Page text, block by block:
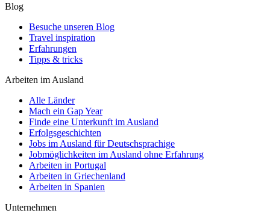
Blog
Besuche unseren Blog
Travel inspiration
Erfahrungen
Tipps & tricks
Arbeiten im Ausland
Alle Länder
Mach ein Gap Year
Finde eine Unterkunft im Ausland
Erfolgsgeschichten
Jobs im Ausland für Deutschsprachige
Jobmöglichkeiten im Ausland ohne Erfahrung
Arbeiten in Portugal
Arbeiten in Griechenland
Arbeiten in Spanien
Unternehmen